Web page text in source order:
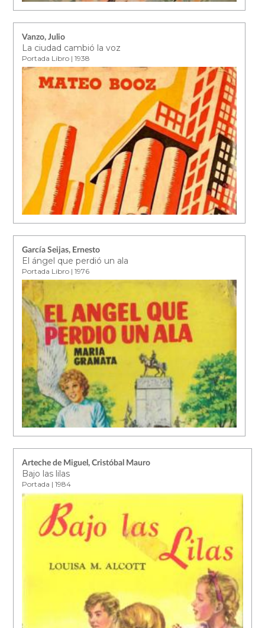
Vanzo, Julio
La ciudad cambió la voz
Portada Libro | 1938
García Seijas, Ernesto
El ángel que perdió un ala
Portada Libro | 1976
Arteche de Miguel, Cristóbal Mauro
Bajo las lilas
Portada | 1984